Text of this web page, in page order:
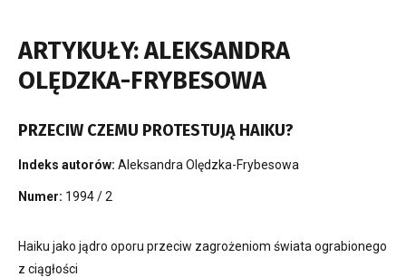
ARTYKUŁY: ALEKSANDRA
OLĘDZKA-FRYBESOWA
PRZECIW CZEMU PROTESTUJĄ HAIKU?
Indeks autorów: Aleksandra Olędzka-Frybesowa
Numer: 1994 / 2
Haiku jako jądro oporu przeciw zagrożeniom świata ograbionego
z ciągłości